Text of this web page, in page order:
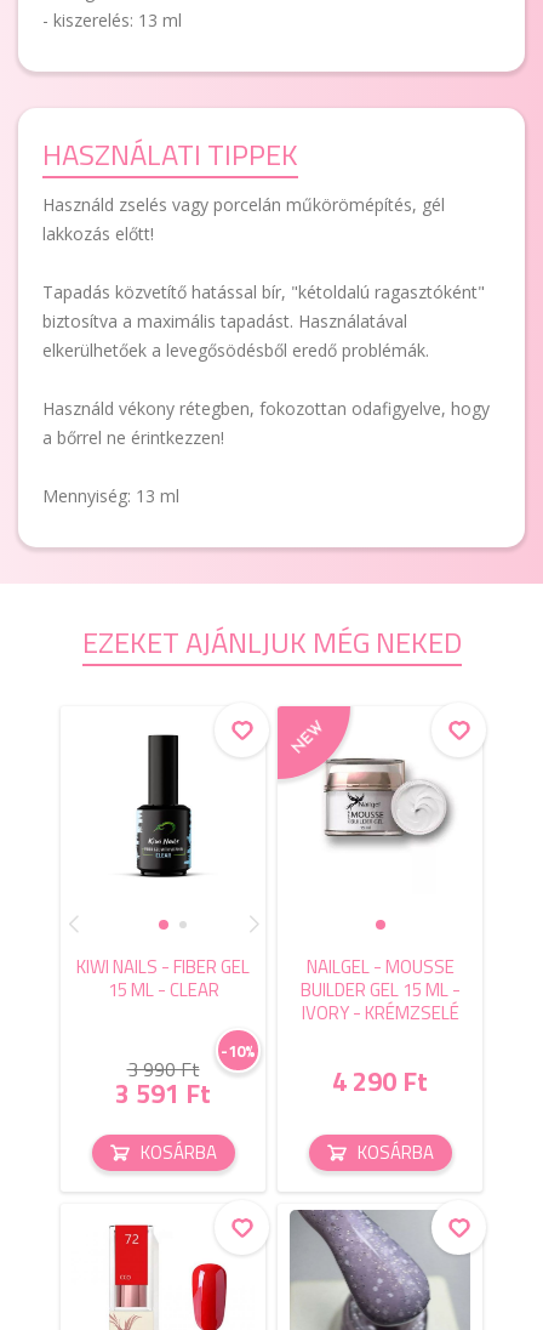
- kiszerelés: 13 ml
HASZNÁLATI TIPPEK
Használd zselés vagy porcelán műkörömépítés, gél
lakkozás előtt!
Tapadás közvetítő hatással bír, "kétoldalú ragasztóként"
biztosítva a maximális tapadást. Használatával
elkerülhetőek a levegősödésből eredő problémák.
Használd vékony rétegben, fokozottan odafigyelve, hogy
a bőrrel ne érintkezzen!
Mennyiség: 13 ml
EZEKET AJÁNLJUK MÉG NEKED
-10%
KIWI NAILS - FIBER GEL
15 ML - CLEAR
3 990 Ft
3 591 Ft
KOSÁRBA
NAILGEL - MOUSSE
BUILDER GEL 15 ML -
IVORY - KRÉMZSELÉ
4 290 Ft
KOSÁRBA